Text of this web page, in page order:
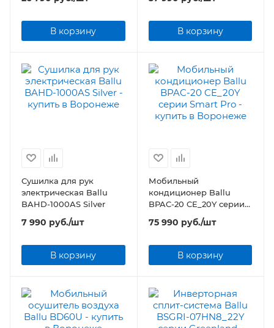
В корзину
Black Editionr
В корзину
Сушилка для рук
электрическая Ballu
BAHD-1000AS Silver
7 990 руб./шт
В корзину
Мобильный
кондиционер Ballu
BPAC-20 CE_20Y серии
75 990 руб./шт
В корзину